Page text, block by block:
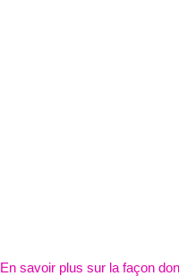
En savoir plus sur la façon